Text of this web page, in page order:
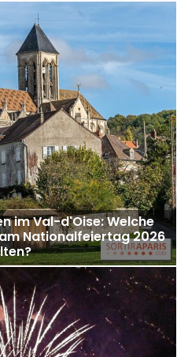
im Val-d'Oise: Welche
Nationalfeiertag 2026